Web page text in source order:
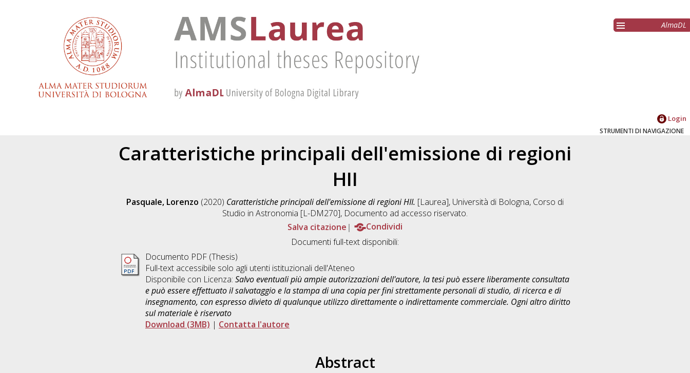
AlmaDL
Login
STRUMENTI DI NAVIGAZIONE
Caratteristiche principali dell'emissione di regioni
HII
Pasquale, Lorenzo (2020) Caratteristiche principali dell'emissione di regioni HII. [Laurea], Università di Bologna, Corso di
Studio in Astronomia [L-DM270], Documento ad accesso riservato.
Salva citazione
Condividi
Documenti full-text disponibili:
Documento PDF (Thesis)
Full-text accessibile solo agli utenti istituzionali dell'Ateneo
Disponibile con Licenza: Salvo eventuali più ampie autorizzazioni dell'autore, la tesi può essere liberamente consultata
e può essere effettuato il salvataggio e la stampa di una copia per fini strettamente personali di studio, di ricerca e di
insegnamento, con espresso divieto di qualunque utilizzo direttamente o indirettamente commerciale. Ogni altro diritto
sul materiale è riservato
Download (3MB) | Contatta l'autore
Abstract